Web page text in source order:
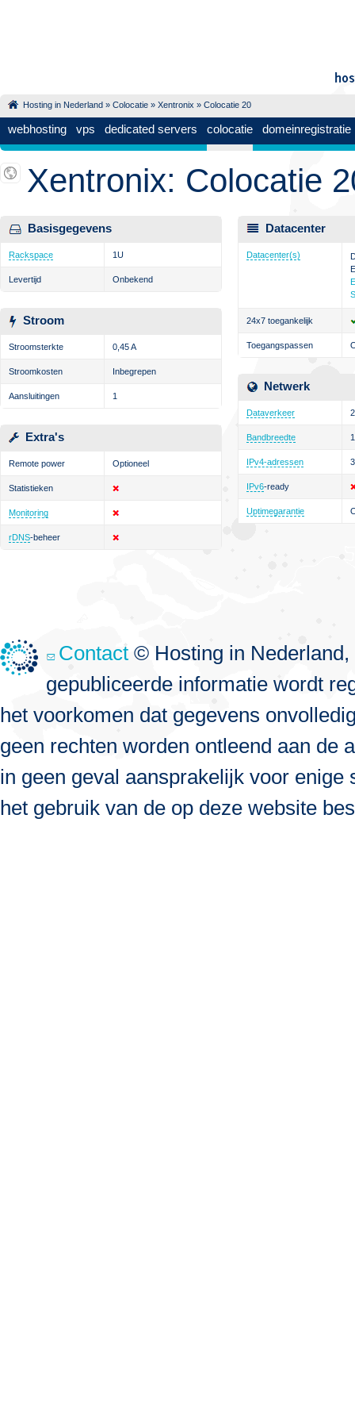
Hosting in Nederland » Colocatie » Xentronix » Colocatie 20
webhosting vps dedicated servers colocatie domeinregistratie
Xentronix: Colocatie
Basisgegevens
Rackspace 1U
Levertijd Onbekend
Stroom
Stroomsterkte 0,45 A
Stroomkosten Inbegrepen
Aansluitingen 1
Extra's
Remote power Optioneel
Statistieken
Monitoring
rDNS-beheer
Datacenter
Datacenter(s)
24x7 toegankelijk
Toegangspassen
Netwerk
Dataverkeer
Bandbreedte
IPv4-adressen 3
IPv6-ready
Uptimegarantie
Contact © Hosting in
gepubliceerde informatie wordt
het voorkomen dat gegevens
geen rechten worden ontleend aan de
in geen geval aansprakelijk voor
het gebruik van de op deze website